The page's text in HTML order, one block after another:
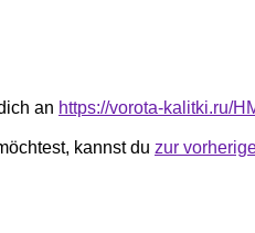
an https://vorota-kalitki.ru/
kannst du zur